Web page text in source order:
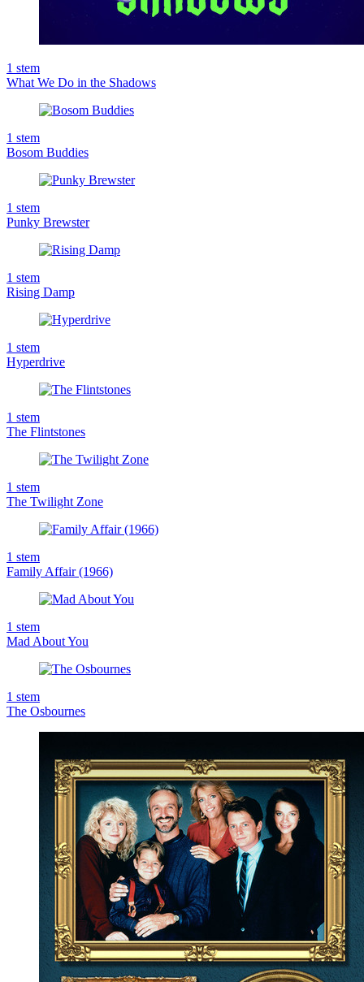
1 stem
What We Do in the Shadows
1 stem
Bosom Buddies
1 stem
Punky Brewster
1 stem
Rising Damp
1 stem
Hyperdrive
1 stem
The Flintstones
1 stem
The Twilight Zone
1 stem
Family Affair (1966)
1 stem
Mad About You
1 stem
The Osbournes